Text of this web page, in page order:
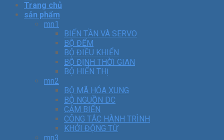
Trang chủ
sản phẩm
mn1
BIẾN TẦN VÀ SERVO
BỘ ĐẾM
BỘ ĐIỀU KHIỂN
BỘ ĐỊNH THỜI GIAN
BỘ HIỂN THỊ
mn2
BỘ MÃ HÓA XUNG
BỘ NGUỒN DC
CẢM BIẾN
CÔNG TẮC HÀNH TRÌNH
KHỞI ĐỘNG TỪ
mn3